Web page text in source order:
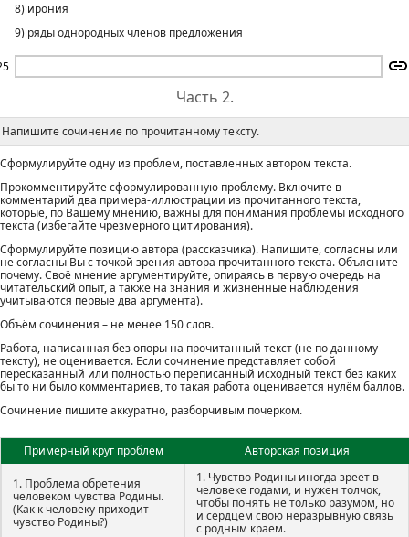
8) ирония
9) ряды однородных членов предложения
Часть 2.
Напишите сочинение по прочитанному тексту.
Сформулируйте одну из проблем, поставленных автором текста.
Прокомментируйте сформулированную проблему. Включите в
комментарий два примера-иллюстрации из прочитанного текста,
которые, по Вашему мнению, важны для понимания проблемы исходного
текста (избегайте чрезмерного цитирования).
Сформулируйте позицию автора (рассказчика). Напишите, согласны или
не согласны Вы с точкой зрения автора прочитанного текста. Объясните
почему. Своё мнение аргументируйте, опираясь в первую очередь на
читательский опыт, а также на знания и жизненные наблюдения
учитываются первые два аргумента).
Объём сочинения – не менее 150 слов.
Работа, написанная без опоры на прочитанный текст (не по данному
тексту), не оценивается. Если сочинение представляет собой
пересказанный или полностью переписанный исходный текст без каких
бы то ни было комментариев, то такая работа оценивается нулём баллов.
Сочинение пишите аккуратно, разборчивым почерком.
Примерный круг проблем Авторская позиция
1. Проблема обретения
человеком чувства Родины.
(Как к человеку приходит
чувство Родины?)
1. Чувство Родины иногда зреет в
человеке годами, и нужен толчок,
чтобы понять не только разумом, но
и сердцем свою неразрывную связь
с родным краем.